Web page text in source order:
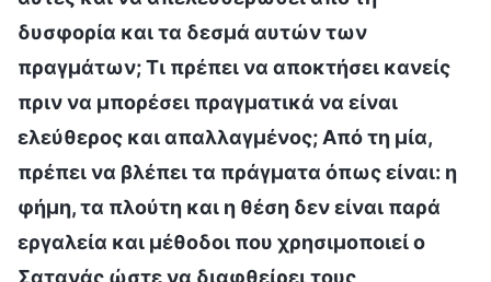
δυσφορία και τα δεσμά αυτών των
πραγμάτων; Τι πρέπει να αποκτήσει κανείς
πριν να μπορέσει πραγματικά να είναι
ελεύθερος και απαλλαγμένος; Από τη μία,
πρέπει να βλέπει τα πράγματα όπως είναι: η
φήμη, τα πλούτη και η θέση δεν είναι παρά
εργαλεία και μέθοδοι που χρησιμοποιεί ο
Σατανάς ώστε να διαφθείρει τους